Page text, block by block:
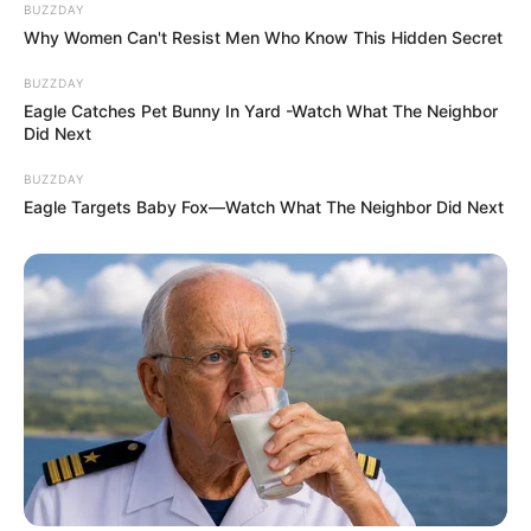
BUZZDAY
Why Women Can't Resist Men Who Know This Hidden Secret
BUZZDAY
Eagle Catches Pet Bunny In Yard -Watch What The Neighbor
Did Next
BUZZDAY
Eagle Targets Baby Fox—Watch What The Neighbor Did Next